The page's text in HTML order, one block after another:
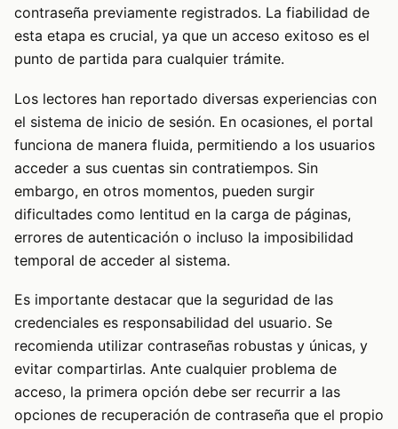
contraseña previamente registrados. La fiabilidad de
esta etapa es crucial, ya que un acceso exitoso es el
punto de partida para cualquier trámite.
Los lectores han reportado diversas experiencias con
el sistema de inicio de sesión. En ocasiones, el portal
funciona de manera fluida, permitiendo a los usuarios
acceder a sus cuentas sin contratiempos. Sin
embargo, en otros momentos, pueden surgir
dificultades como lentitud en la carga de páginas,
errores de autenticación o incluso la imposibilidad
temporal de acceder al sistema.
Es importante destacar que la seguridad de las
credenciales es responsabilidad del usuario. Se
recomienda utilizar contraseñas robustas y únicas, y
evitar compartirlas. Ante cualquier problema de
acceso, la primera opción debe ser recurrir a las
opciones de recuperación de contraseña que el propio